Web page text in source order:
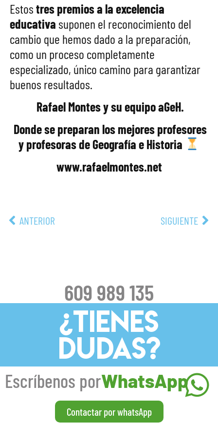
Estostres premios a la excelencia
educativa suponen el reconocimiento del
cambio que hemos dado a la preparación,
como un proceso completamente
especializado, único camino para garantizar
buenos resultados.
‍ Rafael Montes y su equipo aGeH.
‍ Donde se preparan los mejores profesores
y profesoras de Geografía e Historia
www.rafaelmontes.net
ANTERIOR SIGUIENTE
609 989 135
¿TIENES
DUDAS?
Escríbenos porWhatsApp
Contactar por whatsApp